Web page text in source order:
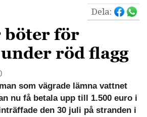
Dela:
böter för
röd flagg
som vägrade lämna vattnet
nu få betala upp till 1.500 euro i
den 30 juli på stranden i